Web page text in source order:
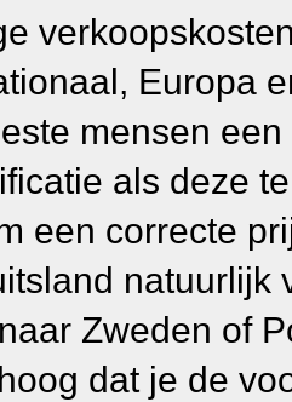
Europa
mensen
als deze
een correcte
natuurlijk
Zweden of
dat je de